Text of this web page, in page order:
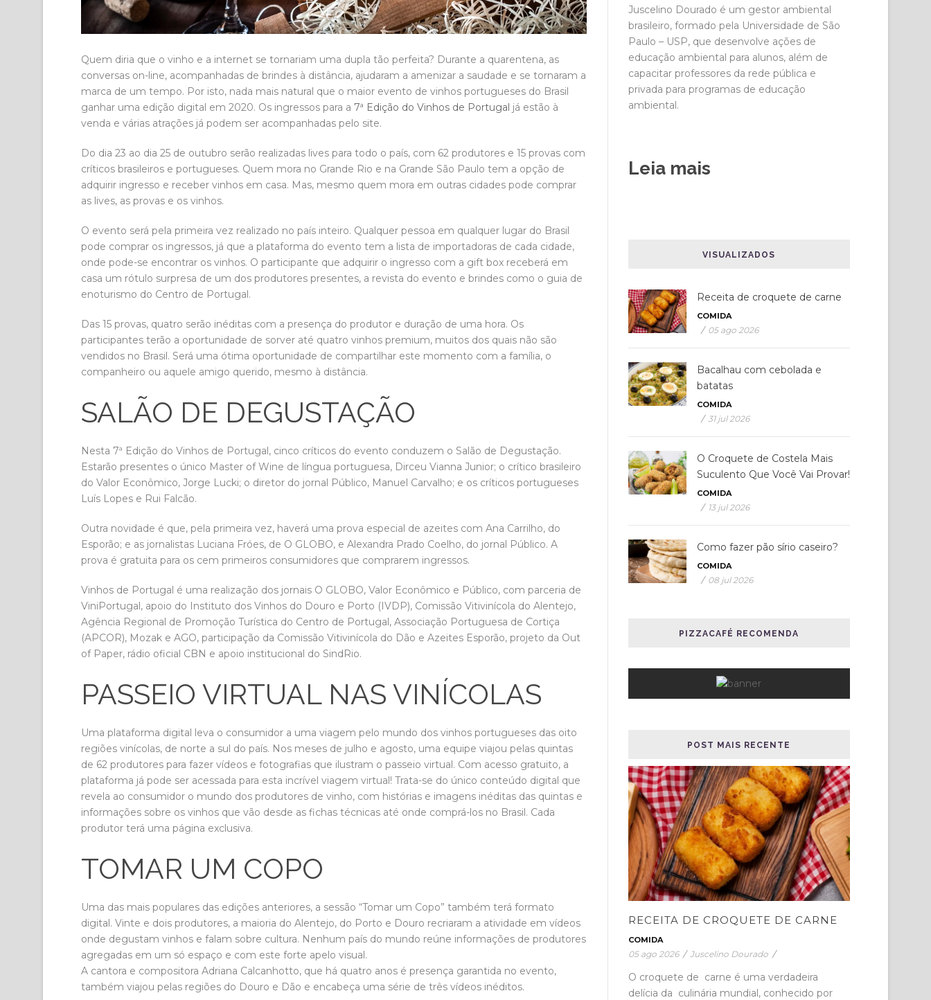
Quem diria que o vinho e a internet se tornariam uma dupla tão perfeita? Durante a quarentena, as
conversas on-line, acompanhadas de brindes à distância, ajudaram a amenizar a saudade e se tornaram a
marca de um tempo. Por isto, nada mais natural que o maior evento de vinhos portugueses do Brasil
ganhar uma edição digital em 2020. Os ingressos para a 7ª Edição do Vinhos de Portugal já estão à
venda e várias atrações já podem ser acompanhadas pelo site.
Do dia 23 ao dia 25 de outubro serão realizadas lives para todo o país, com 62 produtores e 15 provas com
críticos brasileiros e portugueses. Quem mora no Grande Rio e na Grande São Paulo tem a opção de
adquirir ingresso e receber vinhos em casa. Mas, mesmo quem mora em outras cidades pode comprar
as lives, as provas e os vinhos.
O evento será pela primeira vez realizado no país inteiro. Qualquer pessoa em qualquer lugar do Brasil
pode comprar os ingressos, já que a plataforma do evento tem a lista de importadoras de cada cidade,
onde pode-se encontrar os vinhos. O participante que adquirir o ingresso com a gift box receberá em
casa um rótulo surpresa de um dos produtores presentes, a revista do evento e brindes como o guia de
enoturismo do Centro de Portugal.
Das 15 provas, quatro serão inéditas com a presença do produtor e duração de uma hora. Os
participantes terão a oportunidade de sorver até quatro vinhos premium, muitos dos quais não são
vendidos no Brasil. Será uma ótima oportunidade de compartilhar este momento com a família, o
companheiro ou aquele amigo querido, mesmo à distância.
SALÃO DE DEGUSTAÇÃO
Nesta 7ª Edição do Vinhos de Portugal, cinco críticos do evento conduzem o Salão de Degustação.
Estarão presentes o único Master of Wine de língua portuguesa, Dirceu Vianna Junior; o crítico brasileiro
do Valor Econômico, Jorge Lucki; o diretor do jornal Público, Manuel Carvalho; e os críticos portugueses
Luís Lopes e Rui Falcão.
Outra novidade é que, pela primeira vez, haverá uma prova especial de azeites com Ana Carrilho, do
Esporão; e as jornalistas Luciana Fróes, de O GLOBO, e Alexandra Prado Coelho, do jornal Público. A
prova é gratuita para os cem primeiros consumidores que comprarem ingressos.
Vinhos de Portugal é uma realização dos jornais O GLOBO, Valor Econômico e Público, com parceria de
ViniPortugal, apoio do Instituto dos Vinhos do Douro e Porto (IVDP), Comissão Vitivinícola do Alentejo,
Agência Regional de Promoção Turística do Centro de Portugal, Associação Portuguesa de Cortiça
(APCOR), Mozak e AGO, participação da Comissão Vitivinícola do Dão e Azeites Esporão, projeto da Out
of Paper, rádio oficial CBN e apoio institucional do SindRio.
PASSEIO VIRTUAL NAS VINÍCOLAS
Uma plataforma digital leva o consumidor a uma viagem pelo mundo dos vinhos portugueses das oito
regiões vinícolas, de norte a sul do país. Nos meses de julho e agosto, uma equipe viajou pelas quintas
de 62 produtores para fazer vídeos e fotografias que ilustram o passeio virtual. Com acesso gratuito, a
plataforma já pode ser acessada para esta incrível viagem virtual! Trata-se do único conteúdo digital que
revela ao consumidor o mundo dos produtores de vinho, com histórias e imagens inéditas das quintas e
informações sobre os vinhos que vão desde as fichas técnicas até onde comprá-los no Brasil. Cada
produtor terá uma página exclusiva.
TOMAR UM COPO
Uma das mais populares das edições anteriores, a sessão “Tomar um Copo” também terá formato
digital. Vinte e dois produtores, a maioria do Alentejo, do Porto e Douro recriaram a atividade em vídeos
onde degustam vinhos e falam sobre cultura. Nenhum país do mundo reúne informações de produtores
agregadas em um só espaço e com este forte apelo visual.
A cantora e compositora Adriana Calcanhotto, que há quatro anos é presença garantida no evento,
também viajou pelas regiões do Douro e Dão e encabeça uma série de três vídeos inéditos.
Juscelino Dourado é um gestor ambiental
brasileiro, formado pela Universidade de São
Paulo – USP, que desenvolve ações de
educação ambiental para alunos, além de
capacitar professores da rede pública e
privada para programas de educação
ambiental.
Leia mais
VISUALIZADOS
Receita de croquete de carne
COMIDA
/ 05 ago 2026
Bacalhau com cebolada e
batatas
COMIDA
/ 31 jul 2026
O Croquete de Costela Mais
Suculento Que Você Vai Provar!
COMIDA
/ 13 jul 2026
Como fazer pão sírio caseiro?
COMIDA
/ 08 jul 2026
PIZZACAFÉ RECOMENDA
POST MAIS RECENTE
RECEITA DE CROQUETE DE CARNE
COMIDA
05 ago 2026 / Juscelino Dourado /
O croquete de carne é uma verdadeira
delícia da culinária mundial, conhecido por